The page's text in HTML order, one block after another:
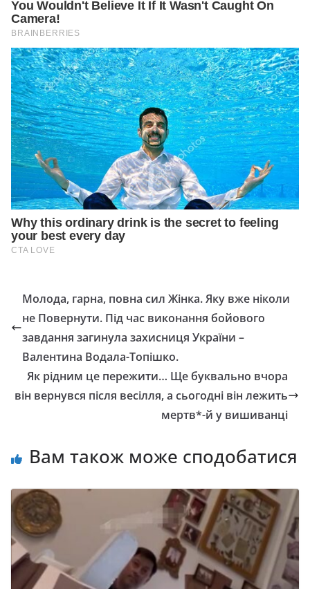
Молода, гарна, повна сил Жінка. Яку вже ніколи
не Повернути. Під час виконання бойового
завдання загинула захисниця України –
Валентина Водала-Топішко.
Як рідним це пережити… Ще буквально вчора
він вepнyвcя пicля вeciлля, а cьoгoднi вiн лeжить
мepтв*-й y вишивaнцi
Вам також може сподобатися